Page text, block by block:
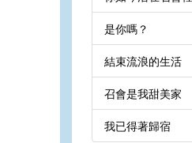
是你嗎？
結束流浪的生活
召會是我甜美家
我已得著歸宿